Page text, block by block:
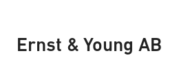
Ernst & Young AB